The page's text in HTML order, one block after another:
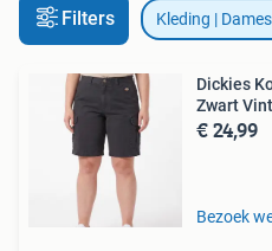
Filters Kleding | Dames
Dickies
Zwart
€ 24,99
Bezoek